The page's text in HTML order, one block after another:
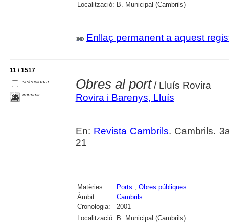
Localització: B. Municipal (Cambrils)
Enllaç permanent a aquest
11 / 1517
seleccionar
imprimir
Obres al port/ Lluís Rovira
Rovira i Barenys, Lluís
En: Revista Cambrils. Cambrils.
21
Matèries: Ports ; Obres públiques
Àmbit:
Cambrils
Cronologia:
2001
Localització: B. Municipal (Cambrils)